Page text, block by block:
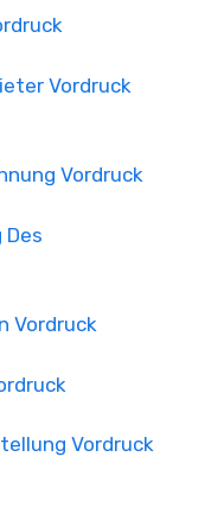
Vordruck
Vordruck
Vordruck
Vordruck